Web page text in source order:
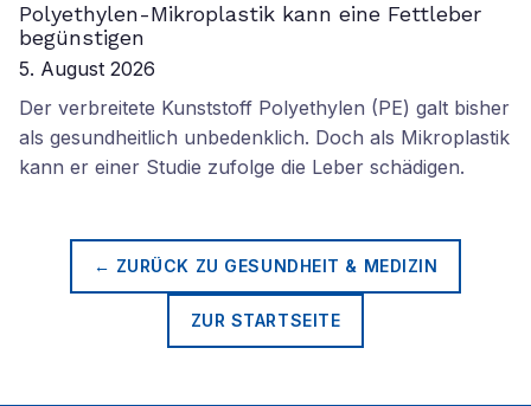
Polyethylen-Mikroplastik kann eine Fettleber
begünstigen
5. August 2026
Der verbreitete Kunststoff Polyethylen (PE) galt bisher
als gesundheitlich unbedenklich. Doch als Mikroplastik
kann er einer Studie zufolge die Leber schädigen.
← ZURÜCK ZU GESUNDHEIT & MEDIZIN
ZUR STARTSEITE